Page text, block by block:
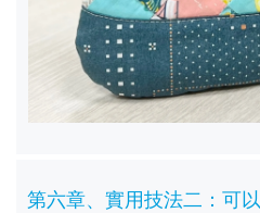
第六章、實用技法二：可以